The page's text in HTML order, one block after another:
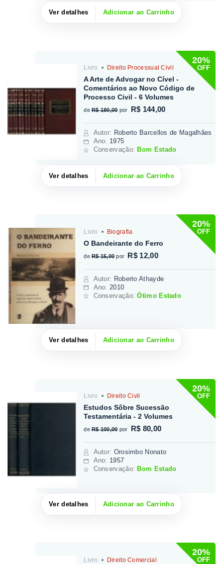
Ver detalhes Adicionar ao Carrinho
20%
OFF
Livro Direito Processual Civil
A Arte de Advogar no Cível -
Comentários ao Novo Código de
Processo Civil - 6 Volumes
de R$ 180,00 por R$ 144,00
Autor: Roberto Barcellos de Magalhães
Ano: 1975
Conservação: Bom Estado
Ver detalhes Adicionar ao Carrinho
20%
OFF
Livro Biografia
O Bandeirante do Ferro
de R$ 15,00 por R$ 12,00
Autor: Roberto Athayde
Ano: 2010
Conservação:Ótimo Estado
Ver detalhes Adicionar ao Carrinho
20%
OFF
Livro Direito Civil
Estudos Sôbre Sucessão
Testamentária - 2 Volumes
de R$ 100,00 por R$ 80,00
Autor: Orosimbo Nonato
Ano: 1957
Conservação: Bom Estado
Ver detalhes Adicionar ao Carrinho
20%
OFF
Livro Direito Comercial